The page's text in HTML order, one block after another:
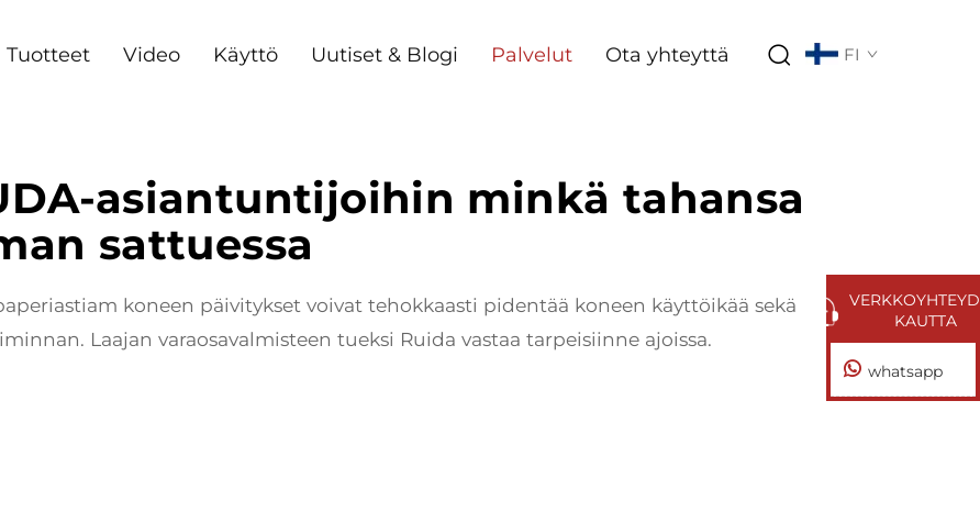
Tuotteet Video Käyttö Uutiset & Blogi Palvelut Ota yhteyttä FI
asiantuntijoihin minkä tahansa
sattuessa
koneen päivitykset voivat tehokkaasti pidentää koneen käyttöikää sekä
Laajan varaosavalmisteen tueksi Ruida vastaa tarpeisiinne ajoissa.
KAUTTA
whatsapp